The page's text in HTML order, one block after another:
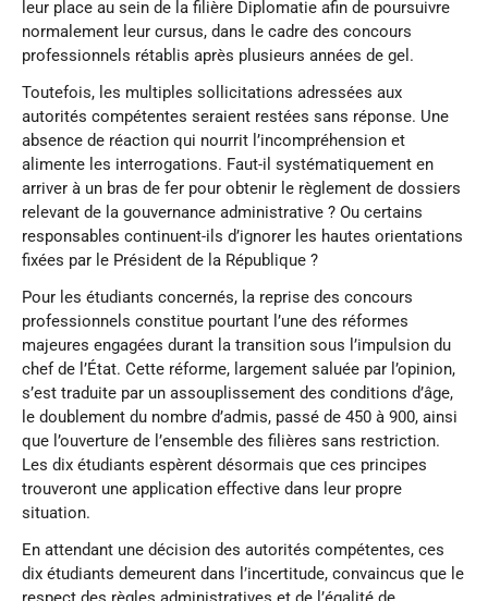
leur place au sein de la filière Diplomatie afin de poursuivre
normalement leur cursus, dans le cadre des concours
professionnels rétablis après plusieurs années de gel.
Toutefois, les multiples sollicitations adressées aux
autorités compétentes seraient restées sans réponse. Une
absence de réaction qui nourrit l’incompréhension et
alimente les interrogations. Faut-il systématiquement en
arriver à un bras de fer pour obtenir le règlement de dossiers
relevant de la gouvernance administrative ? Ou certains
responsables continuent-ils d’ignorer les hautes orientations
fixées par le Président de la République ?
Pour les étudiants concernés, la reprise des concours
professionnels constitue pourtant l’une des réformes
majeures engagées durant la transition sous l’impulsion du
chef de l’État. Cette réforme, largement saluée par l’opinion,
s’est traduite par un assouplissement des conditions d’âge,
le doublement du nombre d’admis, passé de 450 à 900, ainsi
que l’ouverture de l’ensemble des filières sans restriction.
Les dix étudiants espèrent désormais que ces principes
trouveront une application effective dans leur propre
situation.
En attendant une décision des autorités compétentes, ces
dix étudiants demeurent dans l’incertitude, convaincus que le